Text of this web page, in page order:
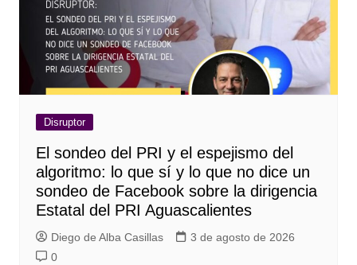
Disruptor
El sondeo del PRI y el espejismo del
algoritmo: lo que sí y lo que no dice un
sondeo de Facebook sobre la dirigencia
Estatal del PRI Aguascalientes
Diego de Alba Casillas
3 de agosto de 2026
0